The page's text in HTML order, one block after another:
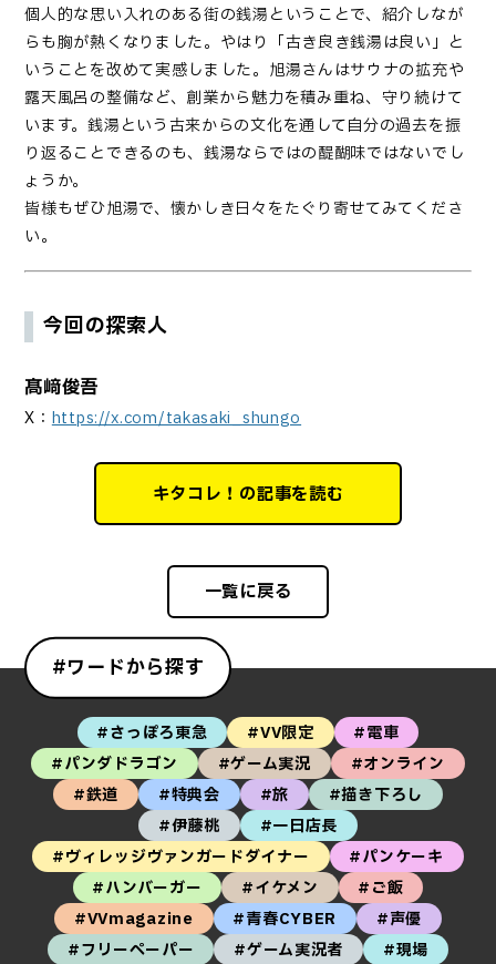
個人的な思い入れのある街の銭湯ということで、紹介しなが
らも胸が熱くなりました。やはり「古き良き銭湯は良い」と
いうことを改めて実感しました。旭湯さんはサウナの拡充や
露天風呂の整備など、創業から魅力を積み重ね、守り続けて
います。銭湯という古来からの文化を通して自分の過去を振
り返ることできるのも、銭湯ならではの醍醐味ではないでし
ょうか。
皆様もぜひ旭湯で、懐かしき日々をたぐり寄せてみてくださ
い。
今回の探索人
髙﨑俊吾
X：https://x.com/takasaki_shungo
キタコレ！の記事を読む
一覧に戻る
#ワードから探す
#さっぽろ東急 #VV限定
#電車
#パンダドラゴン
#ゲーム実況
#オンライン
#鉄道
#特典会 #旅
#描き下ろし
#伊藤桃
#一日店長
#ヴィレッジヴァンガードダイナー
#パンケーキ
#ハンバーガー
#イケメン
#ご飯
#VVmagazine
#青春CYBER
#声優
#フリーペーパー
#ゲーム実況者
#現場